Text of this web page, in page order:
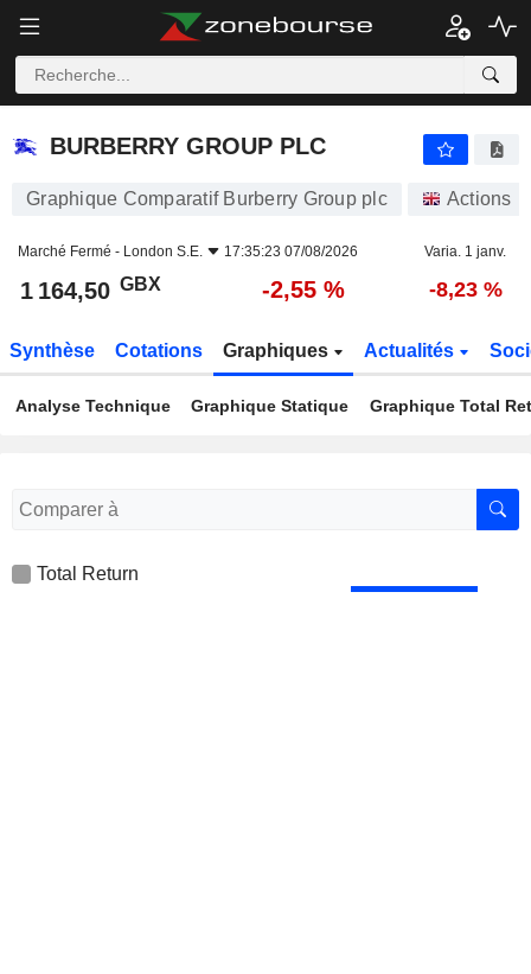
BURBERRY GROUP PLC
BURBERRY GROUP PLC
Graphique Comparatif Burberry Group plc Actions
Marché Fermé - London S.E. 17:35:23 07/08/2026 Varia. 1 janv.
1 164,50 GBX -2,55 % -8,23 %
Synthèse Cotations Graphiques Actualités
Analyse Technique Graphique Statique Graphique Total
Total Return